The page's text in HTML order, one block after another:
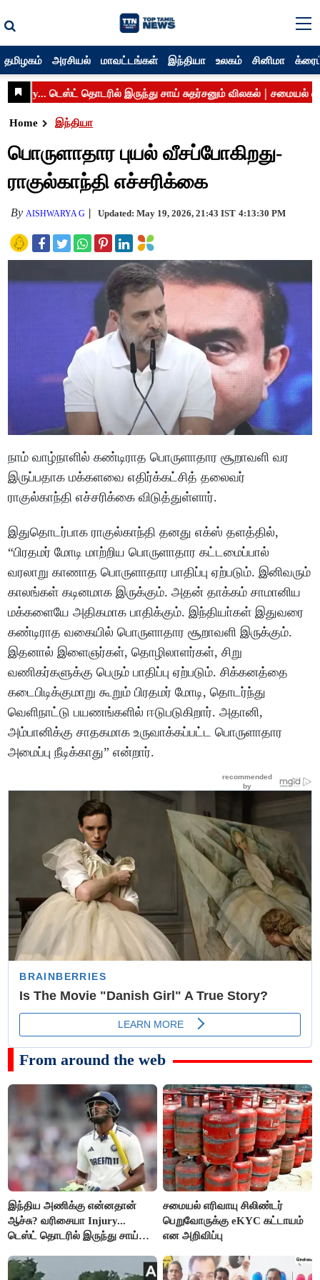
தமிழகம் அரசியல் மாவட்டங்கள் இந்தியா உலகம் சினிமா
Home இந்தியா
பொருளாதார புயல் வீசப்போகிறது-
ராகுல்காந்தி எச்சரிக்கை
By AISHWARYA G Updated: May 19, 2026, 21:43 IST 4:13:30 PM
நாம் வாழ்நாளில் கண்டிராத பொருளாதார சூறாவளி வர
இருப்பதாக மக்களவை எதிர்க்கட்சித் தலைவர்
ராகுல்காந்தி எச்சரிக்கை விடுத்துள்ளார்.
இதுதொடர்பாக ராகுல்காந்தி தனது எக்ஸ் தளத்தில்,
“பிரதமர் மோடி மாற்றிய பொருளாதார கட்டமைப்பால்
வரலாறு காணாத பொருளாதார பாதிப்பு ஏற்படும். இனிவரும்
காலங்கள் கடினமாக இருக்கும். அதன் தாக்கம் சாமானிய
மக்களையே அதிகமாக பாதிக்கும். இந்தியா்கள் இதுவரை
கண்டிராத வகையில் பொருளாதார சூறாவளி இருக்கும்.
இதனால் இளைஞர்கள், தொழிலாளர்கள், சிறு
வணிகர்களுக்கு பெரும் பாதிப்பு ஏற்படும். சிக்கனத்தை
கடைபிடிக்குமாறு கூறும் பிரதமர் மோடி, தொடர்ந்து
வெளிநாட்டு பயணங்களில் ஈடுபடுகிறார். அதானி,
அம்பானிக்கு சாதகமாக உருவாக்கப்பட்ட பொருளாதார
அமைப்பு நீடிக்காது” என்றார்.
From around the web
இந்திய அணிக்கு என்னதான்
ஆச்சு? வரிசையா Injury...
டெஸ்ட் தொடரில் இருந்து சாய்
சமையல் எரிவாயு சிலிண்டர்
பெறுவோருக்கு eKYC கட்டாயம்
என அறிவிப்பு